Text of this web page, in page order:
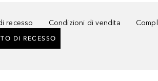
recesso Condizioni di vendita
DI RECESSO